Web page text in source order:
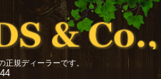
正規ディーラーです。